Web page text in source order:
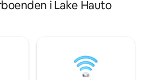
bubbelpool
vandring,
Thorpe och
romantiken
sovrummet
och sittplatser
speciella
och Poconos
i Lake Hauto